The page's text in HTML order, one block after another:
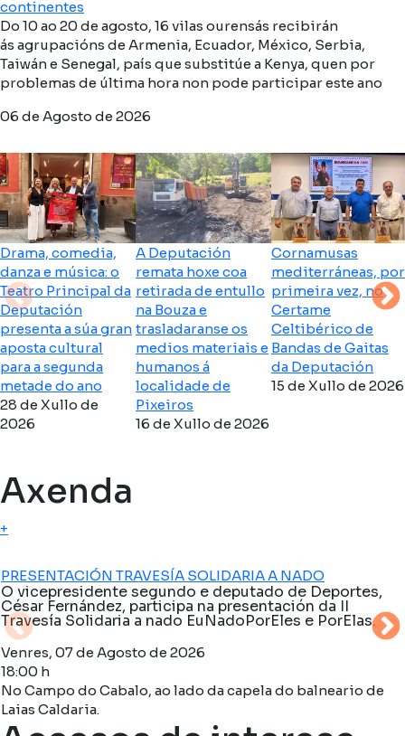
continentes
Do 10 ao 20 de agosto, 16 vilas ourensás recibirán
ás agrupacións de Armenia, Ecuador, México, Serbia,
Taiwán e Senegal, país que substitúe a Kenya, quen por
problemas de última hora non pode participar este ano
06 de Agosto de 2026
Drama, comedia,
danza e música: o
Teatro Principal da
Deputación
presenta a súa gran
aposta cultural
para a segunda
metade do ano
28 de Xullo de
2026
A Deputación
remata hoxe coa
retirada de entullo
na Bouza e
trasladaranse os
medios materiais e
humanos á
localidade de
Pixeiros
16 de Xullo de 2026
Cornamusas
mediterráneas, por
primeira vez, no
Certame
Celtibérico de
Bandas de Gaitas
da Deputación
15 de Xullo de 2026
Axenda
+
PRESENTACIÓN TRAVESÍA SOLIDARIA A NADO
O vicepresidente segundo e deputado de Deportes,
César Fernández, participa na presentación da II
Travesía Solidaria a nado EuNadoPorEles e PorElas.
Venres, 07 de Agosto de 2026
18:00 h
No Campo do Cabalo, ao lado da capela do balneario de
Laias Caldaria.